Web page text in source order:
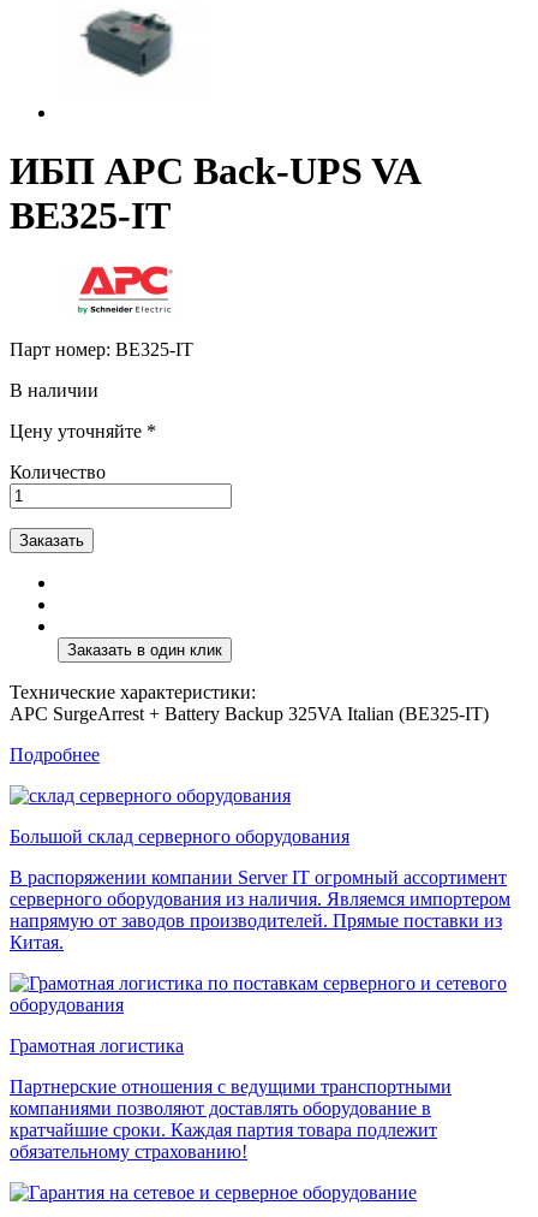
ИБП APC Back-UPS VA
BE325-IT
Парт номер: BE325-IT
В наличии
Цену уточняйте *
Количество
Заказать
Технические характеристики:
APC SurgeArrest + Battery Backup 325VA Italian (BE325-IT)
Подробнее
Большой склад серверного оборудования
В распоряжении компании Server IT огромный ассортимент
серверного оборудования из наличия. Являемся импортером
напрямую от заводов производителей. Прямые поставки из
Китая.
Грамотная логистика
Партнерские отношения с ведущими транспортными
компаниями позволяют доставлять оборудование в
кратчайшие сроки. Каждая партия товара подлежит
обязательному страхованию!